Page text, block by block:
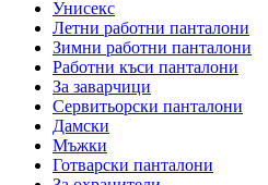
Унисекс
Летни работни панталони
Зимни работни панталони
Работни къси панталони
За заварчици
Сервитьорски панталони
Дамски
Мъжки
Готварски панталони